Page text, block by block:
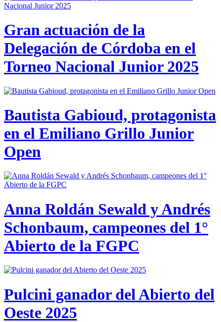
Gran actuación de la
Delegación de Córdoba en el
Torneo Nacional Junior 2025
Bautista Gabioud, protagonista
en el Emiliano Grillo Junior
Open
Anna Roldán Sewald y Andrés
Schonbaum, campeones del 1°
Abierto de la FGPC
Pulcini ganador del Abierto del
Oeste 2025